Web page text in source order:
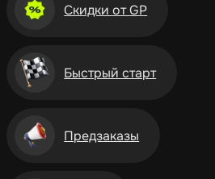
Скидки от GP
Быстрый старт
Предзаказы